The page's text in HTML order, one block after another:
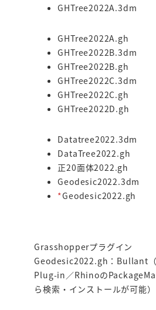
GHTree2022A.3dm
GHTree2022A.gh
GHTree2022B.3dm
GHTree2022B.gh
GHTree2022C.3dm
GHTree2022C.gh
GHTree2022D.gh
Datatree2022.3dm
DataTree2022.gh
正20面体2022.gh
Geodesic2022.3dm
*Geodesic2022.gh
Grasshopperプラグイン
Geodesic2022.gh：Bullant
Plug-in／Rhinoの
ら検索・インストールが可能）